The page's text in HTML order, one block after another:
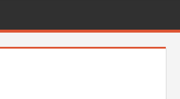
FEUERWEHR